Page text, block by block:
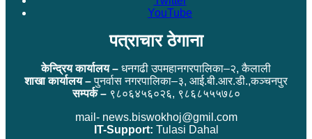
YouTube
पत्राचार ठेगाना
केन्द्रिय कार्यालय – धनगढी उपमहानगरपालिका–२, कैलाली
शाखा कार्यालय –पुनर्वास नगरपालिका–३, आई.बी.आर.डी.,कञ्चनपुर
सम्पर्क –९८०६४५६०२६, ९८६८५५५७८०
mail- news.biswokhoj@gmil.com
IT-Support: Tulasi Dahal